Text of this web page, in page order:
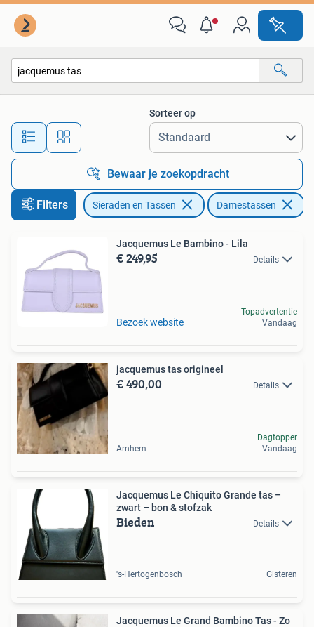
Alle afstanden…
Sorteer op
Bewaar je zoekopdracht
Filters Sieraden en Tassen Damestassen
Jacquemus Le Bambino - Lila
€ 249,95 Details
Bezoek website
Topadvertentie
Vandaag
jacquemus tas origineel
€ 490,00 Details
Arnhem
Dagtopper
Vandaag
Jacquemus Le Chiquito Grande tas –
zwart – bon & stofzak
Bieden Details
's-Hertogenbosch Gisteren
Jacquemus Le Grand Bambino Tas - Zo